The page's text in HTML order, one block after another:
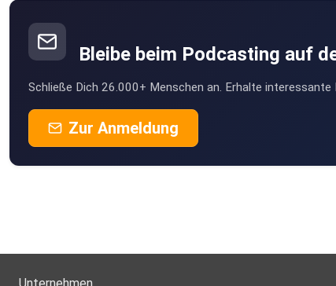
Bleibe beim Podcasting auf
Schließe Dich 26.000+ Menschen an. Erhalte
Zur Anmeldung